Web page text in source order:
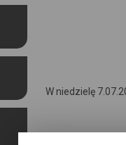
W niedzielę
Bieg Jagiełły